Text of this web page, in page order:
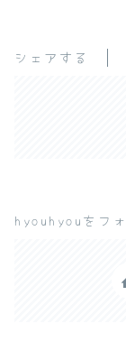
シェアする
hyouhyouをフ